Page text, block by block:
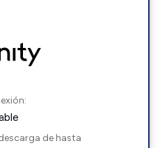
de hasta